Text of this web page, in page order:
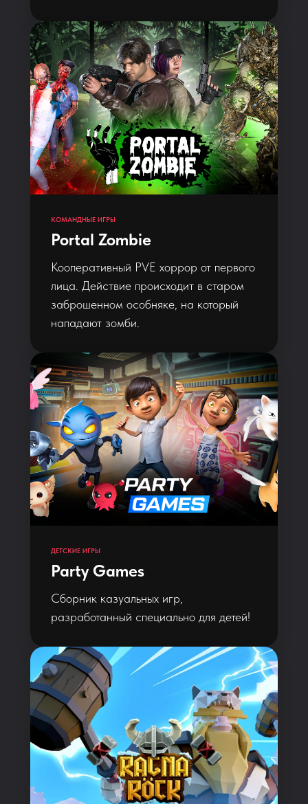
КОМАНДНЫЕ ИГРЫ
Portal Zombie
Кооперативный PVE хоррор от первого
лица. Действие происходит в старом
заброшенном особняке, на который
нападают зомби.
ДЕТСКИЕ ИГРЫ
Party Games
Сборник казуальных игр,
разработанный специально для детей!